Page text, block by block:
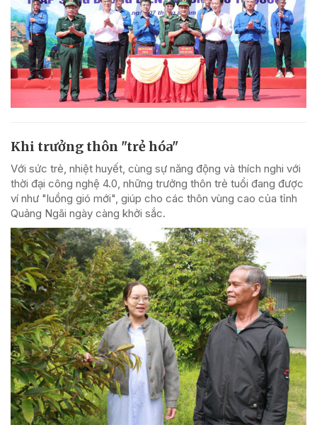
Khi trưởng thôn "trẻ hóa"
Với sức trẻ, nhiệt huyết, cùng sự năng động và thích nghi với
thời đại công nghệ 4.0, những trưởng thôn trẻ tuổi đang được
ví như "luồng gió mới", giúp cho các thôn vùng cao của tỉnh
Quảng Ngãi ngày càng khởi sắc.